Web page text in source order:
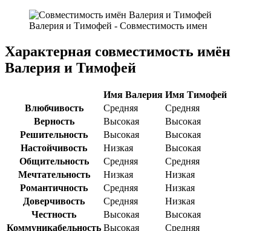
Валерия и Тимофей - Совместимость имен
Характерная совместимость имён
Валерия и Тимофей
Имя Валерия Имя Тимофей
Влюбчивость
Средняя
Средняя
Верность
Высокая
Высокая
Решительность
Высокая
Высокая
Настойчивость
Низкая
Высокая
Общительность
Средняя
Средняя
Мечтательность
Низкая
Низкая
Романтичность
Средняя
Низкая
Доверчивость
Средняя
Низкая
Честность
Высокая
Высокая
Коммуникабельность Высокая Средняя